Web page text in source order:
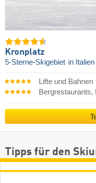
Kronplatz
5-Sterne-Skigebiet in Italien
Lifte und Bahnen
Bergrestaurants,
Tipps für den